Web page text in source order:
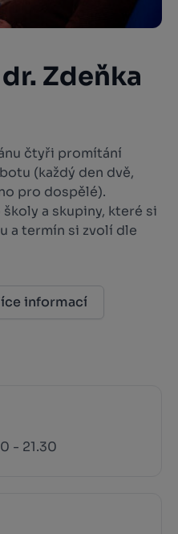
Zdeňka
čtyři promítání
(každý den dvě,
pro dospělé).
a skupiny, které si
a termín si zvolí dle
informací
- 21.30